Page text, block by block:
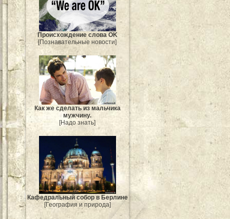
Происхождение слова OK
[Познавательные новости]
Как же сделать из мальчика
мужчину.
[Надо знать]
Кафедральный собор в Берлине
[География и природа]